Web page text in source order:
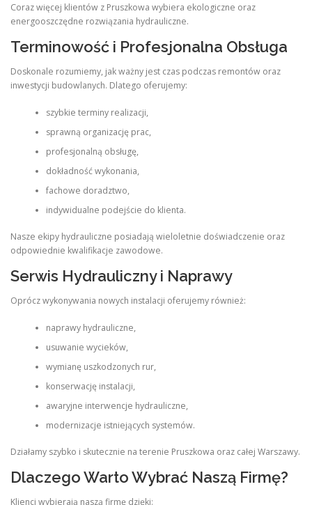
Coraz więcej klientów z Pruszkowa wybiera ekologiczne oraz
energooszczędne rozwiązania hydrauliczne.
Terminowość i Profesjonalna Obsługa
Doskonale rozumiemy, jak ważny jest czas podczas remontów oraz
inwestycji budowlanych. Dlatego oferujemy:
szybkie terminy realizacji,
sprawną organizację prac,
profesjonalną obsługę,
dokładność wykonania,
fachowe doradztwo,
indywidualne podejście do klienta.
Nasze ekipy hydrauliczne posiadają wieloletnie doświadczenie oraz
odpowiednie kwalifikacje zawodowe.
Serwis Hydrauliczny i Naprawy
Oprócz wykonywania nowych instalacji oferujemy również:
naprawy hydrauliczne,
usuwanie wycieków,
wymianę uszkodzonych rur,
konserwację instalacji,
awaryjne interwencje hydrauliczne,
modernizacje istniejących systemów.
Działamy szybko i skutecznie na terenie Pruszkowa oraz całej Warszawy.
Dlaczego Warto Wybrać Naszą Firmę?
Klienci wybierają naszą firmę dzięki: